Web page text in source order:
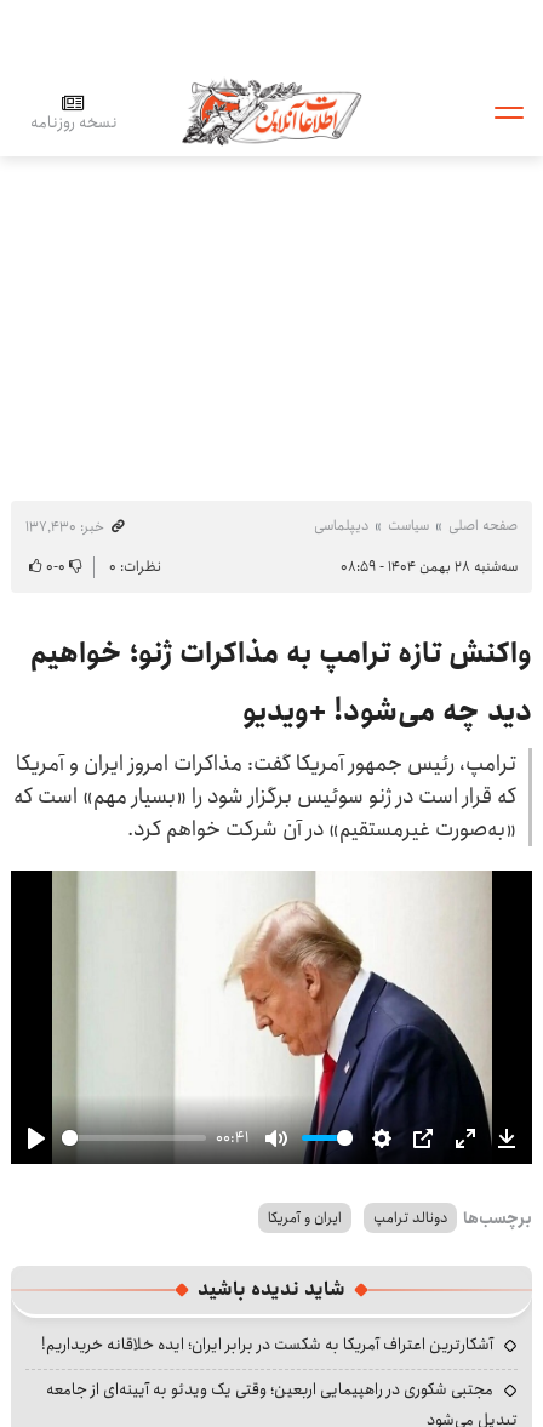
نسخه روزنامه
صفحه اصلی سیاست دیپلماسی
خبر: ۱۳۷٬۴۳۰
سه‌شنبه ۲۸ بهمن ۱۴۰۴ - ۰۸:۵۹
نظرات: ۰ ۰-۰
واکنش تازه ترامپ به مذاکرات ژنو؛ خواهیم
دید چه می‌شود! +ویدیو
ترامپ، رئیس جمهور آمریکا گفت: مذاکرات امروز ایران و آمریکا
که قرار است در ژنو سوئیس برگزار شود را «بسیار مهم» است که
«به‌صورت غیرمستقیم» در آن شرکت خواهم کرد.
Play
00:41
Mute Settings
PIP Enter
برچسب‌ها دونالد ترامپ ایران و آمریکا
شاید ندیده باشید
آشکارترین اعتراف آمریکا به شکست در برابر ایران؛ ایده خلاقانه خریداریم!
مجتبی شکوری در راهپیمایی اربعین؛ وقتی یک ویدئو به آیینه‌ای از جامعه
تبدیل می‌شود